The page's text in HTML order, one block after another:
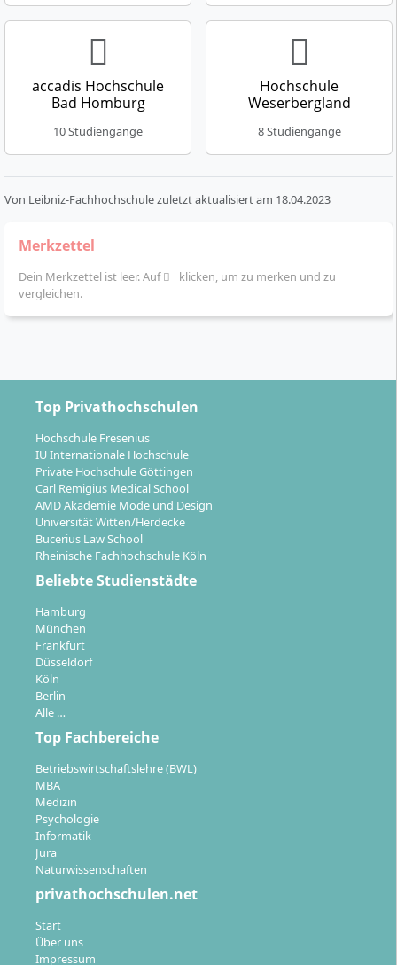
accadis Hochschule
Bad Homburg
10 Studiengänge
Hochschule
Weserbergland
8 Studiengänge
Von Leibniz-Fachhochschulezuletzt aktualisiert am 18.04.2023
Merkzettel
Dein Merkzettel ist leer. Auf
klicken, um zu merken und zu
vergleichen.
Top Privathochschulen
Hochschule Fresenius
IU Internationale Hochschule
Private Hochschule Göttingen
Carl Remigius Medical School
AMD Akademie Mode und Design
Universität Witten/Herdecke
Bucerius Law School
Rheinische Fachhochschule Köln
Beliebte Studienstädte
Hamburg
München
Frankfurt
Düsseldorf
Köln
Berlin
Alle …
Top Fachbereiche
Betriebswirtschaftslehre (BWL)
MBA
Medizin
Psychologie
Informatik
Jura
Naturwissenschaften
privathochschulen.net
Start
Über uns
Impressum